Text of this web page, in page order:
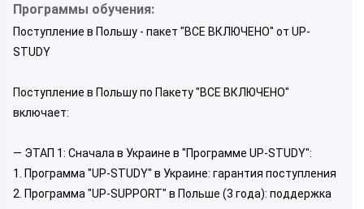
Программы обучения:
Поступление в Польшу - пакет "ВСЕ ВКЛЮЧЕНО" от UP-
STUDY
Поступление в Польшу по Пакету "ВСЕ ВКЛЮЧЕНО"
включает:
— ЭТАП 1: Сначала в Украине в "Программе UP-STUDY":
1. Программа "UP-STUDY" в Украине: гарантия поступления
2. Программа "UP-SUPPORT" в Польше (3 года): поддержка